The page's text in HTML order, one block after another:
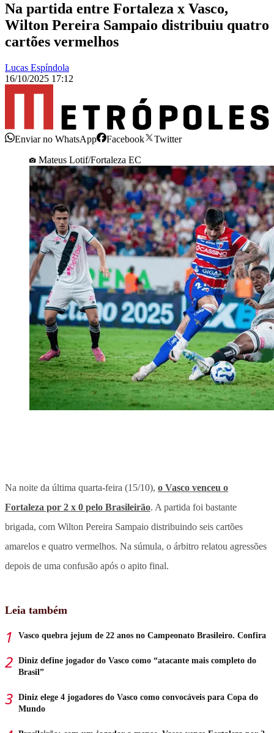
Na partida entre Fortaleza x Vasco,
Wilton Pereira Sampaio distribuiu quatro
cartões vermelhos
Lucas Espíndola
16/10/2025 17:12
Enviar no WhatsApp Facebook
Twitter
Mateus Lotif/Fortaleza EC
Na noite da última quarta-feira (15/10), o Vasco venceu o
Fortaleza por 2 x 0 pelo Brasileirão. A partida foi bastante
brigada, com Wilton Pereira Sampaio distribuindo seis cartões
amarelos e quatro vermelhos. Na súmula, o árbitro relatou agressões
depois de uma confusão após o apito final.
Leia também
Vasco quebra jejum de 22 anos no Campeonato Brasileiro. Confira
Diniz define jogador do Vasco como “atacante mais completo do
Brasil”
Diniz elege 4 jogadores do Vasco como convocáveis para Copa do
Mundo